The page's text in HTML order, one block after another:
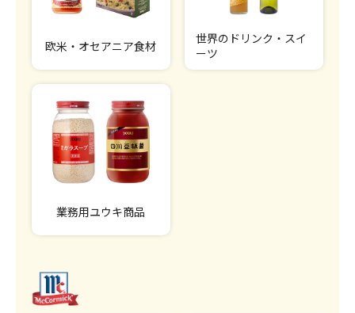
欧米・オセアニア食材
世界のドリンク・スイ
ーツ
業務用ユウキ商品